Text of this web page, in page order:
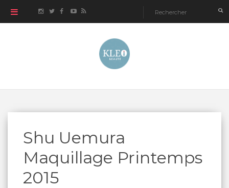
Shu Uemura
Maquillage Printemps
2015